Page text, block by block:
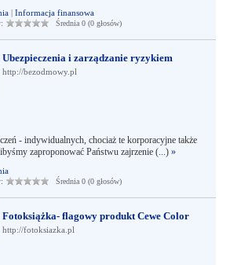
| Informacja finansowa
Średnia 0 (0 głosów)
Ubezpieczenia i zarządzanie ryzykiem
http://bezodmowy.pl
- indywidualnych, chociaż te korporacyjne także
zaproponować Państwu zajrzenie (...) »
Średnia 0 (0 głosów)
Fotoksiążka- flagowy produkt Cewe Color
http://fotoksiazka.pl